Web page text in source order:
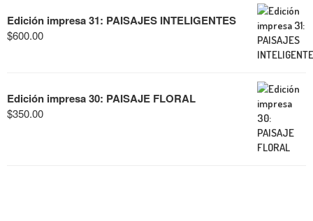
Edición impresa 31: PAISAJES INTELIGENTES
$600.00
Edición impresa 30: PAISAJE FLORAL
$350.00